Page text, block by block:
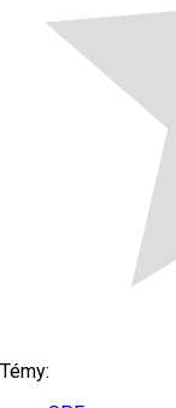
Témy: